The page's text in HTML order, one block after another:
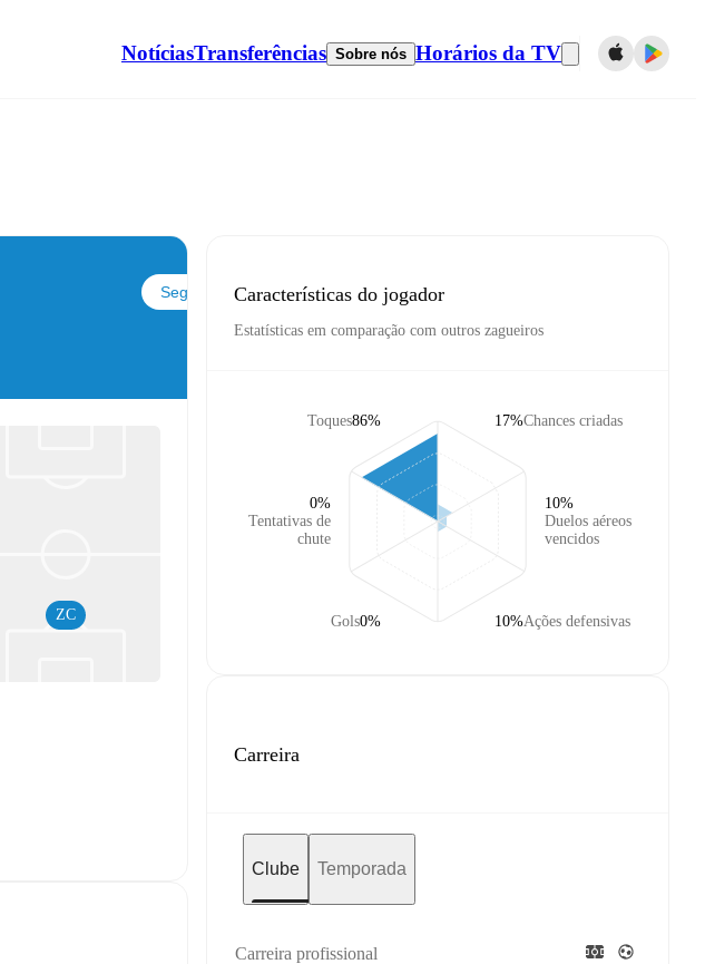
NotíciasTransferências Sobre nós Horários da TV
Seguir
ZC
Características do jogador
Estatísticas em comparação com outros zagueiros
Toques86%
Tentativas de
chute
0%
Gols0%
Chances criadas
17%
Duelos aéreos
vencidos
10%
Ações defensivas
10%
Carreira
Clube Temporada
Carreira profissional